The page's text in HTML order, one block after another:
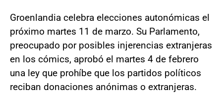
Groenlandia celebra elecciones autonómicas el
próximo martes 11 de marzo. Su Parlamento,
preocupado por posibles injerencias extranjeras
en los cómics, aprobó el martes 4 de febrero
una ley que prohíbe que los partidos políticos
reciban donaciones anónimas o extranjeras.